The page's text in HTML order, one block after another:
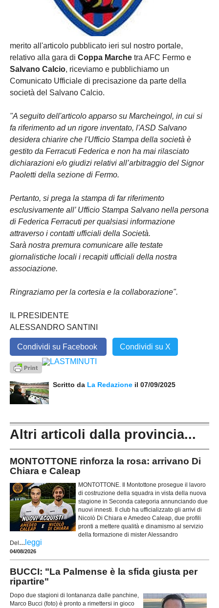
merito all'articolo pubblicato ieri sul nostro portale,
relativo alla gara di Coppa Marche tra AFC Fermo e
Salvano Calcio, riceviamo e pubblichiamo un
Comunicato Ufficiale di precisazione da parte della
società del Salvano Calcio.
"A seguito dell'articolo apparso su Marcheingol, in cui si
fa riferimento ad un rigore inventato, l'ASD Salvano
desidera chiarire che l'Ufficio Stampa della società è
gestito da Ferracuti Federica e non ha mai rilasciato
dichiarazioni e/o giudizi relativi all’arbitraggio del Signor
Paoletti della sezione di Fermo.
Pertanto, si prega la stampa di far riferimento
esclusivamente all’ Ufficio Stampa Salvano nella persona
di Federica Ferracuti per qualsiasi informazione
attraverso i contatti ufficiali della Società.
Sarà nostra premura comunicare alle testate
giornalistiche locali i recapiti ufficiali della nostra
associazione.
Ringraziamo per la cortesia e la collaborazione".
IL PRESIDENTE
ALESSANDRO SANTINI
Condividi su Facebook Condividi su X
Scritto da La Redazione il 07/09/2025
Altri articoli dalla provincia...
MONTOTTONE rinforza la rosa: arrivano Di
Chiara e Caleap
MONTOTTONE. Il Montottone prosegue il lavoro
di costruzione della squadra in vista della nuova
stagione in Seconda categoria annunciando due
nuovi innesti. Il club ha ufficializzato gli arrivi di
Nicolò Di Chiara e Amedeo Caleap, due profili
pronti a mettere qualità e dinamismo al servizio
della formazione di mister Alessandro
Del ... leggi
04/08/2026
BUCCI: "La Palmense è la sfida giusta per
ripartire"
Dopo due stagioni di lontananza dalle panchine,
Marco Bucci (foto) è pronto a rimettersi in gioco